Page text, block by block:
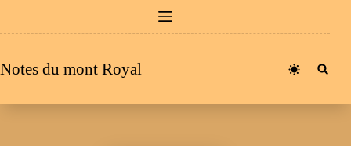
au
Notes du mont Royal